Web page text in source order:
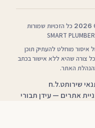
2026 כל הזכויות שמורות
SMART
איסור מוחלט להעתיק תוכן
צורה שהיא ללא אישור בכתב
האתר.
שירות— קובץ PDF, נפתח בלשונית חדשה
ט.ל.ח
אתרים — עידן תבורי